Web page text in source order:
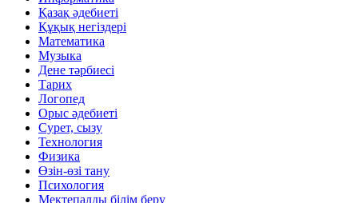
Қазақ әдебиеті
Құқық негіздері
Математика
Музыка
Дене тәрбиесі
Тарих
Логопед
Орыс әдебиеті
Сурет, сызу
Технология
Физика
Өзін-өзі тану
Психология
Мектепалды білім беру